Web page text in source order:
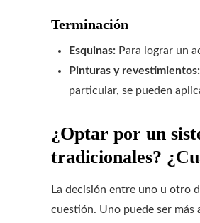
Terminación
Esquinas: Para lograr un
Pinturas y revestimientos:
particular, se pueden
¿Optar por un
tradicionales?
La decisión entre uno u otro
cuestión. Uno puede ser más